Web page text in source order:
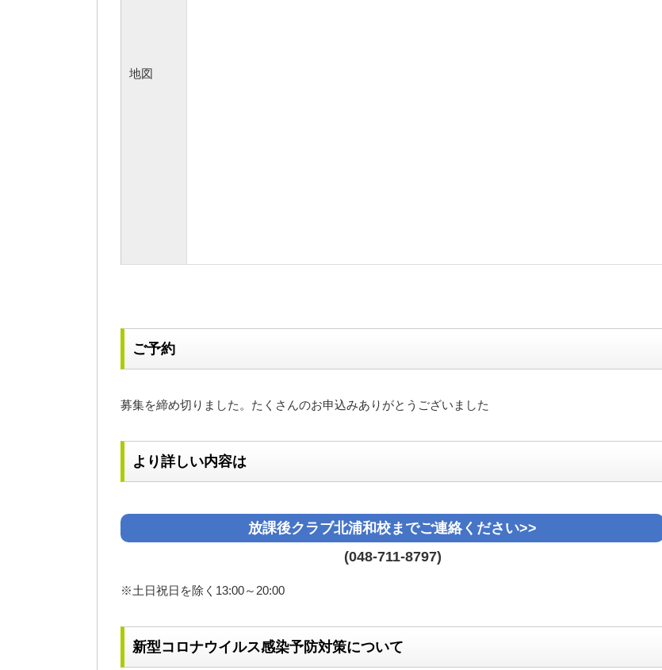
地図
ご予約
募集を締め切りました。たくさんのお申込みありがとうございました
より詳しい内容は
放課後クラブ北浦和校までご連絡ください>>
(048-711-8797)
※土日祝日を除く13:00～20:00
新型コロナウイルス感染予防対策について